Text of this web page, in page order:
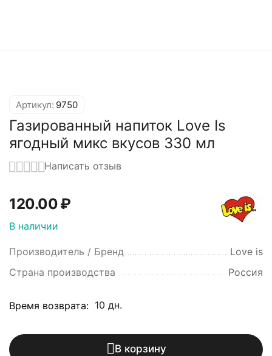
Артикул: 9750
Газированный напиток Love Is
ягодный микс вкусов 330 мл
Написать отзыв
120.00₽
В наличии
Производитель / Бренд
Love is
Страна производства
Россия
Время возврата: 10 дн.
В корзину